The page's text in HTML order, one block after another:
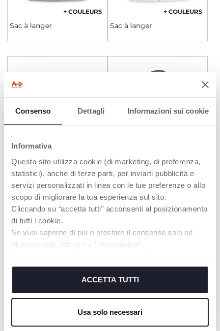
Consenso Dettagli Informazioni sui cookie
Informativa
Questo sito utilizza cookie (di marketing, di preferenza,
statistici), anche di terze parti, per inviarti pubblicità e
servizi personalizzati in linea con le tue preferenze o allo
scopo di migliorare la tua esperienza sul sito.
Cliccando su “accetta tutti” acconsenti al posizionamento
di tutti i cookie.
Se vuoi saperne di più o prestare il consenso solo ad
alcuni cookie, clicca su "impostazioni".
Chiudendo questo banner acconsenti all’uso dei soli
cookie tecnici, indispensabili per fruire del servizio
ACCETTA TUTTI
Usa solo necessari
+ COULEURS
Sac à langer
+ COULEURS
Sac à langer
Sac à dos à langer Easy
+ COULEURS
Sac à langer